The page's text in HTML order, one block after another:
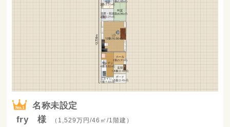
名称未設定
fry 様
（1,529万円/46㎡/1階建）